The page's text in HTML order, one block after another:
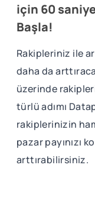
için 60
Başla!
Rakipleriniz ile
daha da
üzerinde
türlü adımı
rakiplerinizin
pazar payınızı
arttırabilirsiniz.